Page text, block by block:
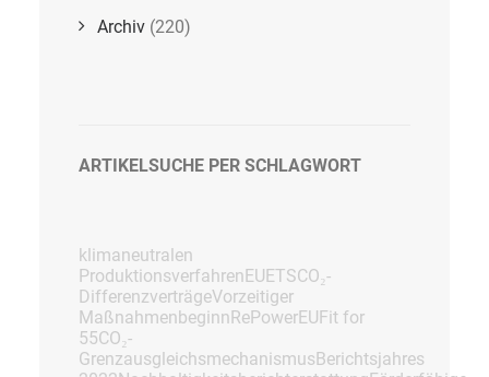
Archiv (220)
ARTIKELSUCHE PER SCHLAGWORT
klimaneutralen
ProduktionsverfahrenEUETSCO₂-
DifferenzverträgeVorzeitiger
MaßnahmenbeginnRePowerEUFit for
55CO₂-
GrenzausgleichsmechanismusBerichtsjahres